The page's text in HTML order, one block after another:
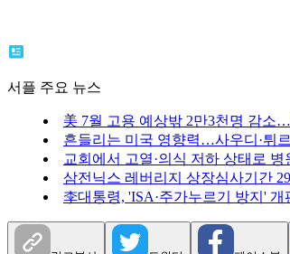
서플 주요 뉴스
美 7월 고용 예상밖 2만3천명 감소
흔들리는 미국 영향력…사우디·튀
교회에서 고열·의식 저하 상태로
삼전닉스 레버리지 상장심사기간
李대통령, 'ISA·주가누르기 방지'